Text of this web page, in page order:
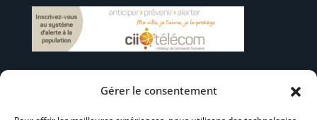
Gérer le consentement
Suivez-nous